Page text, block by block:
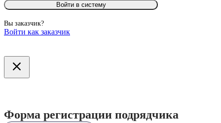
Войти в систему
Вы заказчик?
Войти как заказчик
Форма регистрации подрядчика